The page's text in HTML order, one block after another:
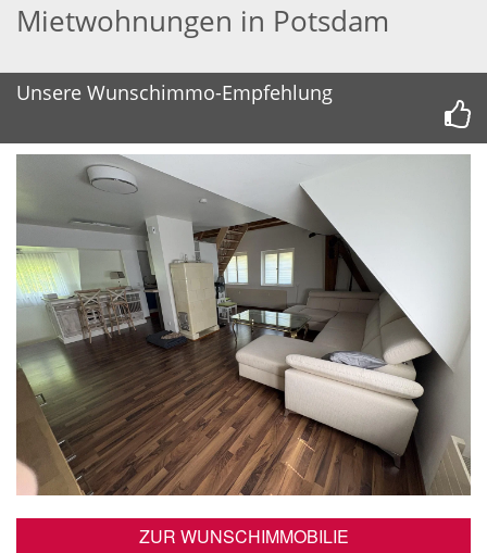
Mietwohnungen in Potsdam
Unsere Wunschimmo-Empfehlung
ZUR WUNSCHIMMOBILIE